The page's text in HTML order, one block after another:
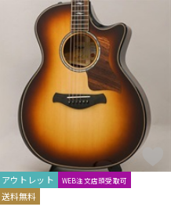
アウトレット WEB注文店頭受取可
送料無料